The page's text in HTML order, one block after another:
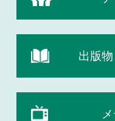
出版